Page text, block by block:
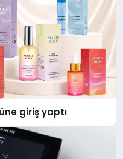
giriş yaptı